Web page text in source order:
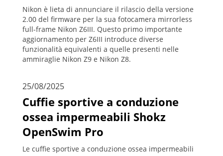
Nikon è lieta di annunciare il rilascio della versione
2.00 del firmware per la sua fotocamera mirrorless
full-frame Nikon Z6III. Questo primo importante
aggiornamento per Z6III introduce diverse
funzionalità equivalenti a quelle presenti nelle
ammiraglie Nikon Z9 e Nikon Z8.
25/08/2025
Cuffie sportive a conduzione
ossea impermeabili Shokz
OpenSwim Pro
Le cuffie sportive a conduzione ossea impermeabili